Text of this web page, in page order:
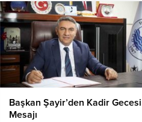
Başkan Şayir’den Kadir Gecesi
Mesajı